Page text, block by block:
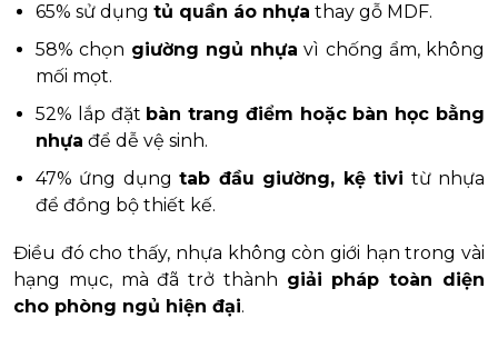
65% sử dụng tủ quần áo nhựa thay gỗ MDF.
58% chọn giường ngủ nhựa vì chống ẩm, không
mối mọt.
52% lắp đặt bàn trang điểm hoặc bàn học bằng
nhựa để dễ vệ sinh.
47% ứng dụngtab đầu giường, kệ tivi từ nhựa
để đồng bộ thiết kế.
Điều đó cho thấy, nhựa không còn giới hạn trong vài
hạng mục, mà đã trở thành giải pháp toàn diện
cho phòng ngủ hiện đại.